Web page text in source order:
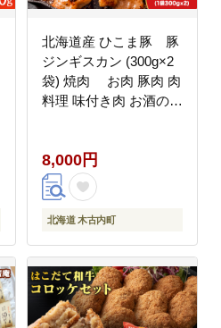
北海道産 ひこま豚 豚
ジンギスカン (300g×2
袋) 焼肉 お肉 豚肉 肉
料理 味付き肉 お酒の肴
8,000円
北海道 木古内町